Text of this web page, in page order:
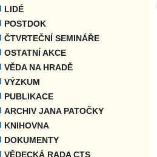
LIDÉ
POSTDOK
ČTVRTEČNÍ SEMINÁŘE
OSTATNÍ AKCE
VĚDA NA HRADĚ
VÝZKUM
PUBLIKACE
ARCHIV JANA PATOČKY
KNIHOVNA
DOKUMENTY
VĚDECKÁ RADA CTS